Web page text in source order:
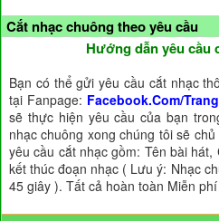
Cắt nhạc chuông theo yêu cầu
Hướng dẫn yêu cầu
Bạn có thể gửi yêu cầu cắt nhạc
tại Fanpage: Facebook.Com/
sẽ thực hiện yêu cầu của bạn
nhạc chuông xong chúng tôi sẽ
yêu cầu cắt nhạc gồm: Tên bài
kết thúc đoạn nhạc ( Lưu ý: Nhạc
45 giây ). Tất cả hoàn toàn Miễn